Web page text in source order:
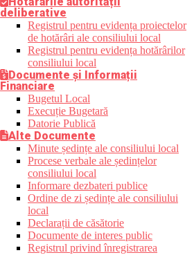
deliberative
Registrul pentru evidența proiectelor
de hotărâri ale consiliului local
Registrul pentru evidența hotărârilor
consiliului local
Documente și Informații
Financiare
Bugetul Local
Execuție Bugetară
Datorie Publică
Alte Documente
Minute ședințe ale consiliului local
Procese verbale ale ședințelor
consiliului local
Informare dezbateri publice
Ordine de zi ședințe ale consiliului
local
Declarații de căsătorie
Documente de interes public
Registrul privind înregistrarea